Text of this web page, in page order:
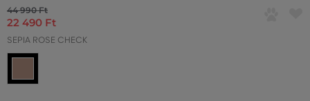
44 990 Ft
22 490 Ft
SEPIA ROSE CHECK